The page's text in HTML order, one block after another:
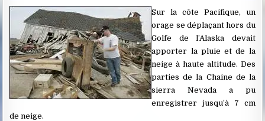
Sur la côte Pacifique, un
orage se déplaçant hors du
Golfe de l’Alaska devait
apporter la pluie et de la
neige à haute altitude. Des
parties de la Chaine de la
sierra Nevada a pu
enregistrer jusqu’à 7 cm
de neige.